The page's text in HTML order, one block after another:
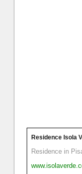
Residence Isola
Residence in